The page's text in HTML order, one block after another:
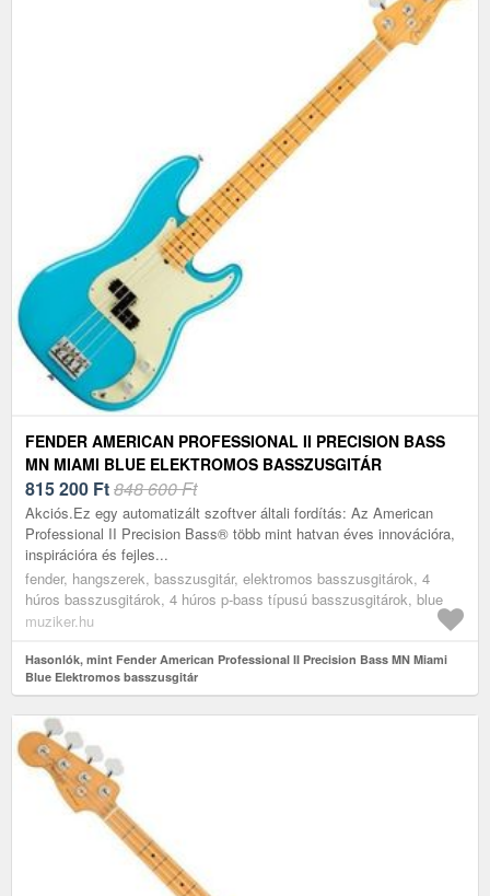
FENDER AMERICAN PROFESSIONAL II PRECISION BASS
MN MIAMI BLUE ELEKTROMOS BASSZUSGITÁR
815 200 Ft848 600 Ft
Akciós.Ez egy automatizált szoftver általi fordítás: Az American
Professional II Precision Bass® több mint hatvan éves innovációra,
inspirációra és fejles...
fender, hangszerek, basszusgitár, elektromos basszusgitárok, 4
húros basszusgitárok, 4 húros p-bass típusú basszusgitárok, blue
muziker.hu
Hasonlók, mint Fender American Professional II Precision Bass MN Miami
Blue Elektromos basszusgitár